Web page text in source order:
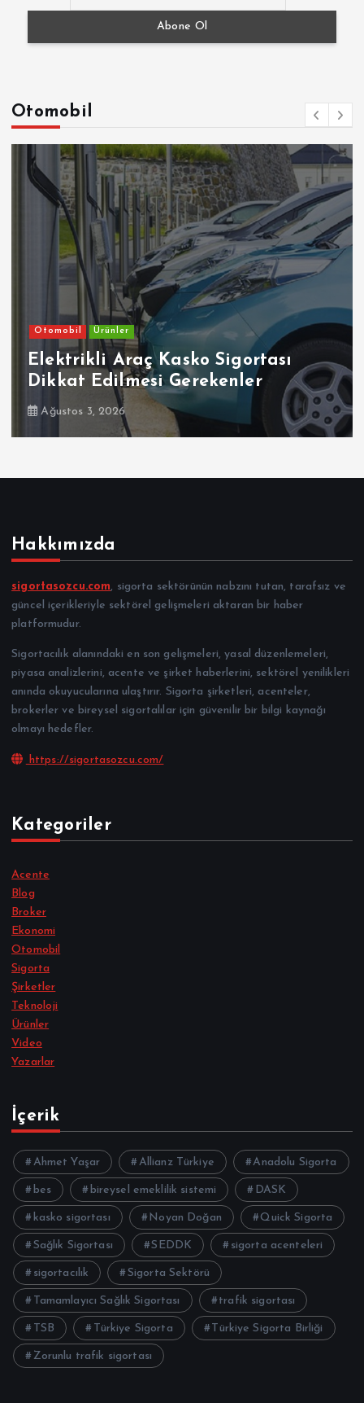
Otomobil
Otomobil
Ehliyetinde Bu
Dikkat
Temmuz 30, 2026
Hakkımızda
sigortasozcu.com, sigorta sektörünün nabzını tutan, tarafsız ve
güncel içerikleriyle sektörel gelişmeleri aktaran bir haber
platformudur.
Sigortacılık alanındaki en son gelişmeleri, yasal düzenlemeleri,
piyasa analizlerini, acente ve şirket haberlerini, sektörel yenilikleri
anında okuyucularına ulaştırır. Sigorta şirketleri, acenteler,
brokerler ve bireysel sigortalılar için güvenilir bir bilgi kaynağı
olmayı hedefler.
https://sigortasozcu.com/
Kategoriler
Acente
Blog
Broker
Ekonomi
Otomobil
Sigorta
Şirketler
Teknoloji
Ürünler
Video
Yazarlar
İçerik
Ahmet Yaşar Allianz Türkiye Anadolu Sigorta
bes bireysel emeklilik sistemi DASK
kasko sigortası Noyan Doğan Quick Sigorta
Sağlık Sigortası SEDDK sigorta acenteleri
sigortacılık Sigorta Sektörü
Tamamlayıcı Sağlık Sigortası trafik sigortası
TSB Türkiye Sigorta Türkiye Sigorta Birliği
Zorunlu trafik sigortası